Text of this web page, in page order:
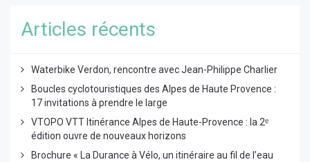
Articles récents
Waterbike Verdon, rencontre avec Jean-Philippe Charlier
Boucles cyclotouristiques des Alpes de Haute Provence :
17 invitations à prendre le large
VTOPO VTT Itinérance Alpes de Haute-Provence : la 2ᵉ
édition ouvre de nouveaux horizons
Brochure « La Durance à Vélo, un itinéraire au fil de l’eau